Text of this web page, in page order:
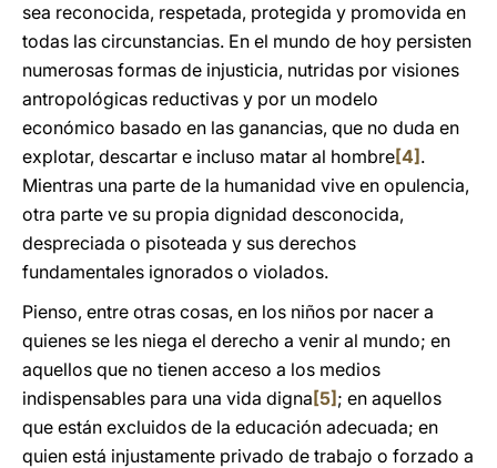
sea reconocida, respetada, protegida y promovida en
todas las circunstancias. En el mundo de hoy persisten
numerosas formas de injusticia, nutridas por visiones
antropológicas reductivas y por un modelo
económico basado en las ganancias, que no duda en
explotar, descartar e incluso matar al hombre[4] .
Mientras una parte de la humanidad vive en opulencia,
otra parte ve su propia dignidad desconocida,
despreciada o pisoteada y sus derechos
fundamentales ignorados o violados.
Pienso, entre otras cosas, en los niños por nacer a
quienes se les niega el derecho a venir al mundo; en
aquellos que no tienen acceso a los medios
indispensables para una vida digna [5] ; en aquellos
que están excluidos de la educación adecuada; en
quien está injustamente privado de trabajo o forzado a